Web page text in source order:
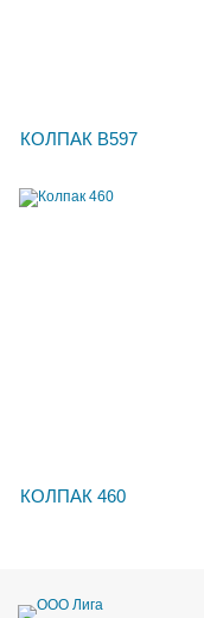
КОЛПАК В597
КОЛПАК 460